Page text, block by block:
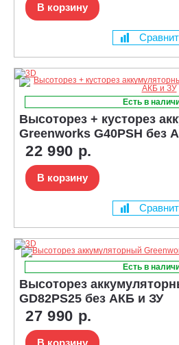
В корзину
Есть в
Высоторез + кусторез
Greenworks G40PSH без
22 990 р.
В корзину
Есть в
Высоторез
GD82PS25 без АКБ и ЗУ
27 990 р.
В корзину